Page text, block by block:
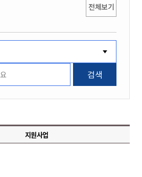
전체보기
검색
지원사업